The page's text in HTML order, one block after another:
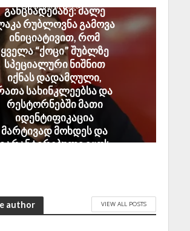
August 6, 2026
განცხადებაზე: მალე
რუბლოვნა გამოვა
ინიციატივით, რომ
ყველა “ქოცი” შუბლზე
სპეციალური ნიშნით
იქნას დადამღული,
სახინკლეებსა და
რესტორნებში მათი
იდენტიფიკაცია
მარტივად მოხდეს და
გარანტირებული იყოს
author VIEW ALL POSTS